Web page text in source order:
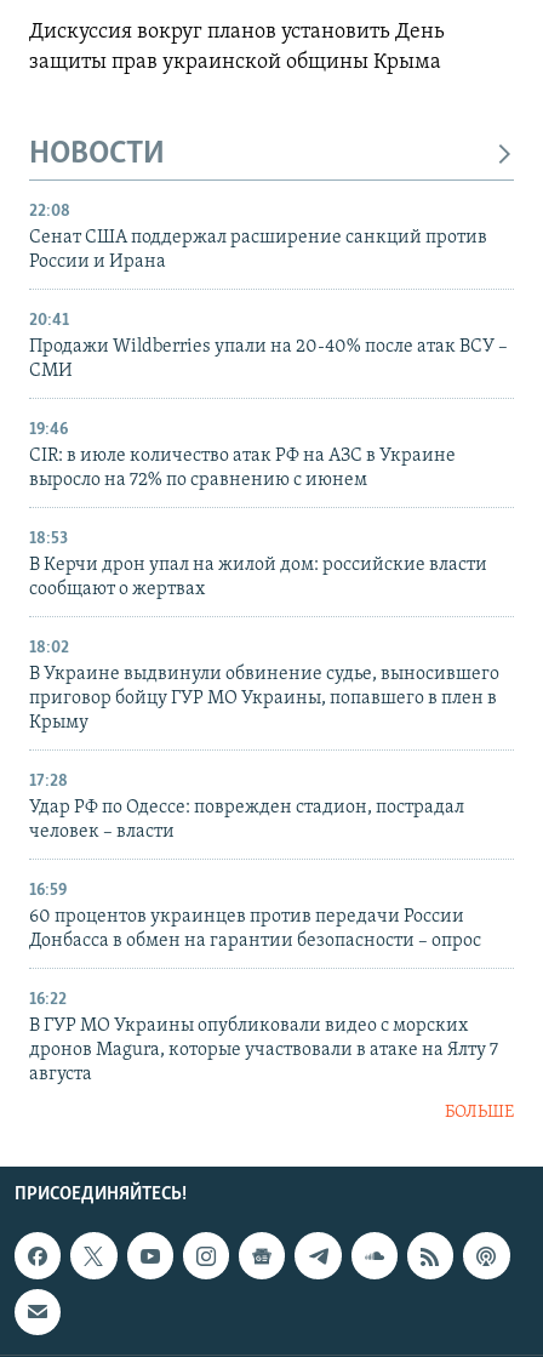
Дискуссия вокруг планов установить День
защиты прав украинской общины Крыма
НОВОСТИ
22:08
Сенат США поддержал расширение санкций против
России и Ирана
20:41
Продажи Wildberries упали на 20-40% после атак ВСУ –
СМИ
19:46
CIR: в июле количество атак РФ на АЗС в Украине
выросло на 72% по сравнению с июнем
18:53
В Керчи дрон упал на жилой дом: российские власти
сообщают о жертвах
18:02
В Украине выдвинули обвинение судье, выносившего
приговор бойцу ГУР МО Украины, попавшего в плен в
Крыму
17:28
Удар РФ по Одессе: поврежден стадион, пострадал
человек – власти
16:59
60 процентов украинцев против передачи России
Донбасса в обмен на гарантии безопасности – опрос
16:22
В ГУР МО Украины опубликовали видео с морских
дронов Magura, которые участвовали в атаке на Ялту 7
августа
БОЛЬШЕ
ПРИСОЕДИНЯЙТЕСЬ!